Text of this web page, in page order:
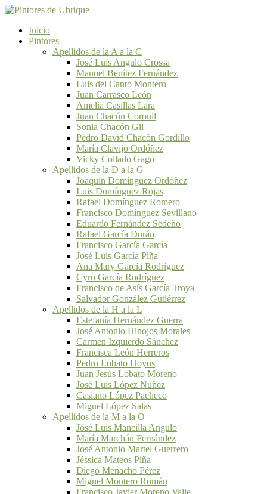
Inicio
Pintores
Apellidos de la A a la C
José Luis Angulo Crossa
Manuel Benítez Fernández
Luis del Canto Montero
Juan Carrasco León
Amelia Casillas Lara
Juan Chacón Coronil
Sonia Chacón Gil
Pedro David Chacón Gordillo
María Clavijo Ordóñez
Vicky Collado Gago
Apellidos de la D a la G
Joaquín Domínguez Ordóñez
Luis Domínguez Rojas
Rafael Domínguez Romero
Francisco Domínguez Sevillano
Eduardo Fernández Sedeño
Rafael García Durán
Francisco García García
José Luis García Piña
Ana Mary García Rodríguez
Cyro García Rodríguez
Francisco de Asís García Troya
Salvador González Gutiérrez
Apellidos de la H a la L
Estefanía Hernández Guerra
José Antonio Hinojos Morales
Carmen Izquierdo Sánchez
Francisca León Herreros
Pedro Lobato Hoyos
Juan Jesús Lobato Moreno
José Luis López Núñez
Casiano López Pacheco
Miguel López Salas
Apellidos de la M a la O
José Luis Mancilla Angulo
María Marchán Fernández
José Antonio Martel Guerrero
Jéssica Mateos Piña
Diego Menacho Pérez
Miguel Montero Román
Francisco Javier Moreno Valle